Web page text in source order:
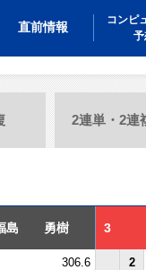
直前情報
コンピ
予
2連単・2連
島 勇樹 3
306.6
2